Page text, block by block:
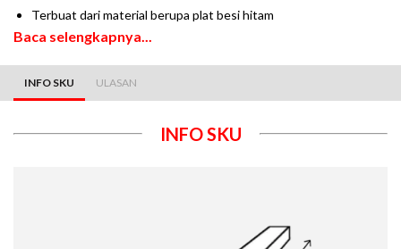
Terbuat dari material berupa plat besi hitam
Baca selengkapnya...
INFO SKU ULASAN
INFO SKU